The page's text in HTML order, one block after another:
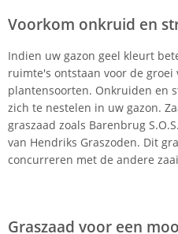
Voorkom onkruid en
Indien uw gazon geel kleurt
ruimte's ontstaan voor de groei
plantensoorten. Onkruiden en
zich te nestelen in uw gazon.
graszaad zoals Barenbrug
van Hendriks Graszoden. Dit
concurreren met de andere
Graszaad voor een